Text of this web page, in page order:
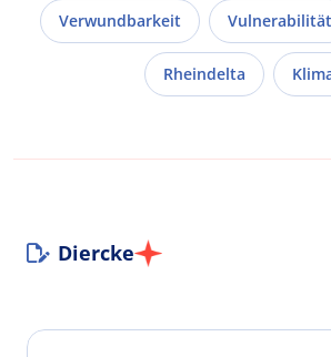
Verwundbarkeit Vulnerabilität
Rheindelta
Diercke